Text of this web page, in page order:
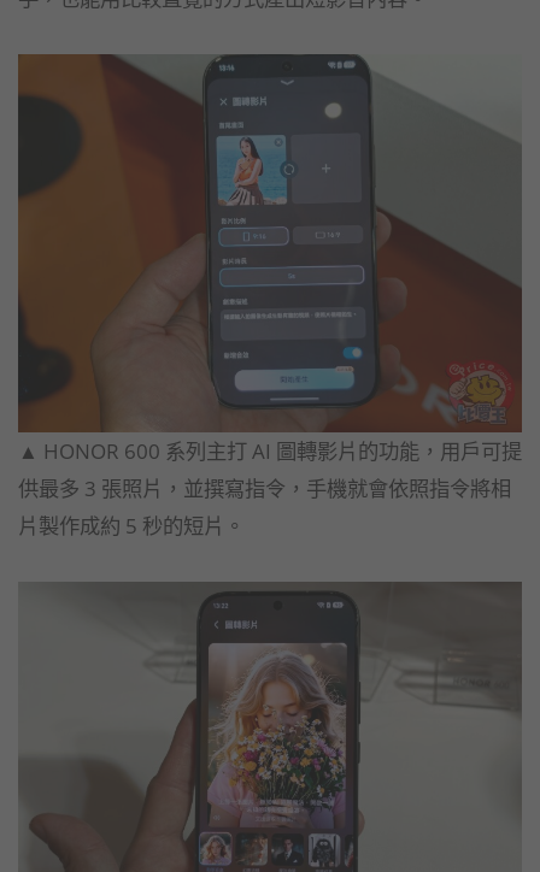
▲ HONOR 600 系列主打 AI 圖轉影片的功能，用戶可提
供最多 3 張照片，並撰寫指令，手機就會依照指令將相
片製作成約 5 秒的短片。